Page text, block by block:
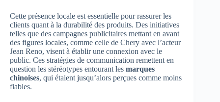
Cette présence locale est essentielle pour rassurer les
clients quant à la durabilité des produits. Des initiatives
telles que des campagnes publicitaires mettant en avant
des figures locales, comme celle de Chery avec l’acteur
Jean Reno, visent à établir une connexion avec le
public. Ces stratégies de communication remettent en
question les stéréotypes entourant les marques
chinoises, qui étaient jusqu’alors perçues comme moins
fiables.